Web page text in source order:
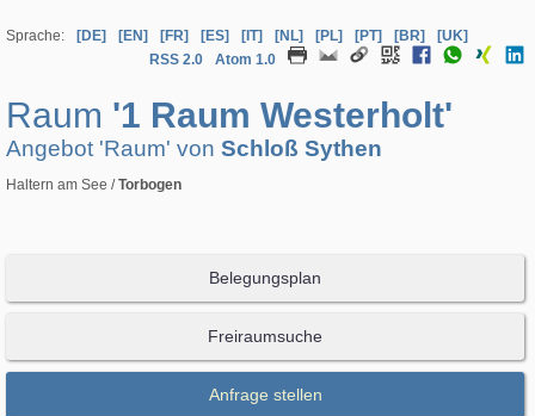
Sprache: [DE] [EN] [FR] [ES] [IT] [NL] [PL] [PT] [BR]
[UK]
RSS 2.0
Atom 1.0
Raum '1 Raum Westerholt'
Angebot 'Raum' von Schloß Sythen
Haltern am See /Torbogen
Belegungsplan
Freiraumsuche
Anfrage stellen